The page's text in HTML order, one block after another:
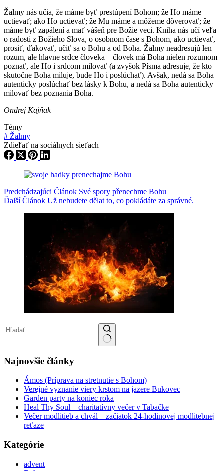
Žalmy nás učia, že máme byť prestúpení Bohom; že Ho máme
uctievať; ako Ho uctievať; že Mu máme a môžeme dôverovať; že
máme byť zapálení a mať vášeň pre Božie veci. Kniha nás učí veľa
o radosti z Božieho Slova, o osobnom čase s Bohom, ako uctievať,
prosiť, ďakovať, učiť sa o Bohu a od Boha. Žalmy neadresujú len
rozum, ale hlavne srdce človeka – človek má Boha nielen rozumom
poznať, ale Ho i srdcom milovať (a zvyšok Písma adresuje, že kto
skutočne Boha miluje, bude Ho i poslúchať). Avšak, nedá sa Boha
autenticky poslúchať bez lásky k Bohu, a nedá sa Boha autenticky
milovať bez poznania Boha.
Ondrej Kajňak
Témy
# Žalmy
Zdieľať na sociálnych sieťach
Predchádzajúci Článok Své spory přenechme Bohu
ĎalšíČlánok Už nebudete dělat to, co pokládáte za správné.
Najnovšie články
Ámos (Príprava na stretnutie s Bohom)
Verejné vyznanie viery krstom na jazere Bukovec
Garden party na koniec roka
Heal Thy Soul – charitatívny večer v Tabačke
Večer modlitieb a chvál – začiatok 24-hodinovej modlitebnej
reťaze
Kategórie
advent